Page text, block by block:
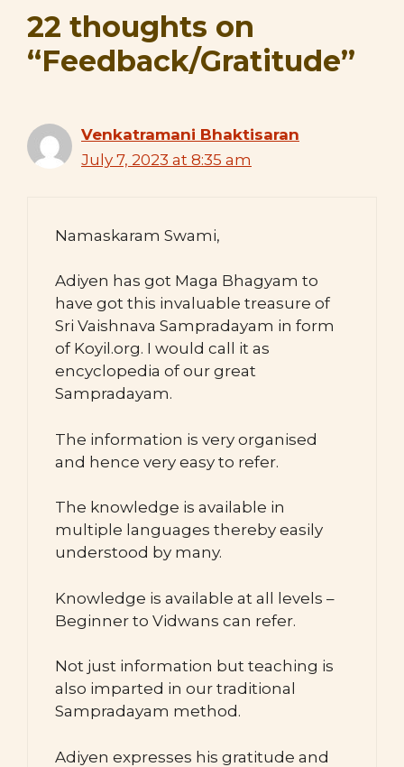
22 thoughts on
“Feedback/Gratitude”
Venkatramani Bhaktisaran
July 7, 2023 at 8:35 am
Namaskaram Swami,
Adiyen has got Maga Bhagyam to
have got this invaluable treasure of
Sri Vaishnava Sampradayam in form
of Koyil.org. I would call it as
encyclopedia of our great
Sampradayam.
The information is very organised
and hence very easy to refer.
The knowledge is available in
multiple languages thereby easily
understood by many.
Knowledge is available at all levels –
Beginner to Vidwans can refer.
Not just information but teaching is
also imparted in our traditional
Sampradayam method.
Adiyen expresses his gratitude and